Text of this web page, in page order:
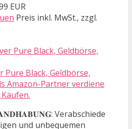
EUR
Preis inkl. MwSt., zzgl.
Pure Black, Geldbörse,
Amazon-Partner verdiene
Verabschiede
und unbequemen